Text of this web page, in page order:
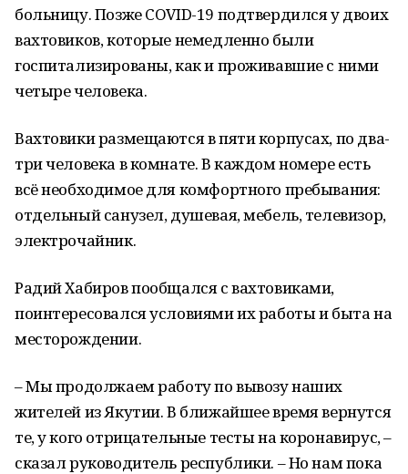
больницу. Позже COVID-19 подтвердился у двоих
вахтовиков, которые немедленно были
госпитализированы, как и проживавшие с ними
четыре человека.
Вахтовики размещаются в пяти корпусах, по два-
три человека в комнате. В каждом номере есть
всё необходимое для комфортного пребывания:
отдельный санузел, душевая, мебель, телевизор,
электрочайник.
Радий Хабиров пообщался с вахтовиками,
поинтересовался условиями их работы и быта на
месторождении.
– Мы продолжаем работу по вывозу наших
жителей из Якутии. В ближайшее время вернутся
те, у кого отрицательные тесты на коронавирус, –
сказал руководитель республики. – Но нам пока